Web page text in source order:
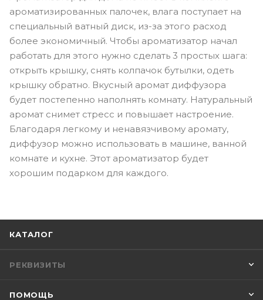
ароматизированных палочек, влага поступает на
специальный ватный диск, из-за этого расход
более экономичный. Чтобы ароматизатор начал
работать для этого нужно сделать 3 простых шага:
открыть крышку, снять колпачок бутылки, одеть
крышку обратно. Вкусный аромат диффузора
будет постепенно наполнять комнату. Натуральный
аромат снимет стресс и повышает настроение.
Благодаря легкому и ненавязчивому аромату,
диффузор можно использовать в машине, ванной
комнате и кухне. Этот ароматизатор будет
хорошим подарком для каждого.
КАТАЛОГ
РЕКВИЗИТЫ
ПОМОЩЬ